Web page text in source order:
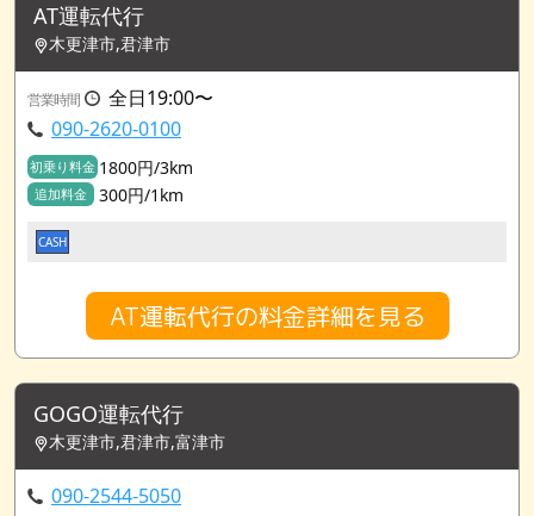
AT運転代行
木更津市,君津市
営業時間
全日19:00〜
090-2620-0100
初乗り料金 1800円/3km
追加料金 300円/1km
CASH
AT運転代行の料金詳細を見る
GOGO運転代行
木更津市,君津市,富津市
090-2544-5050